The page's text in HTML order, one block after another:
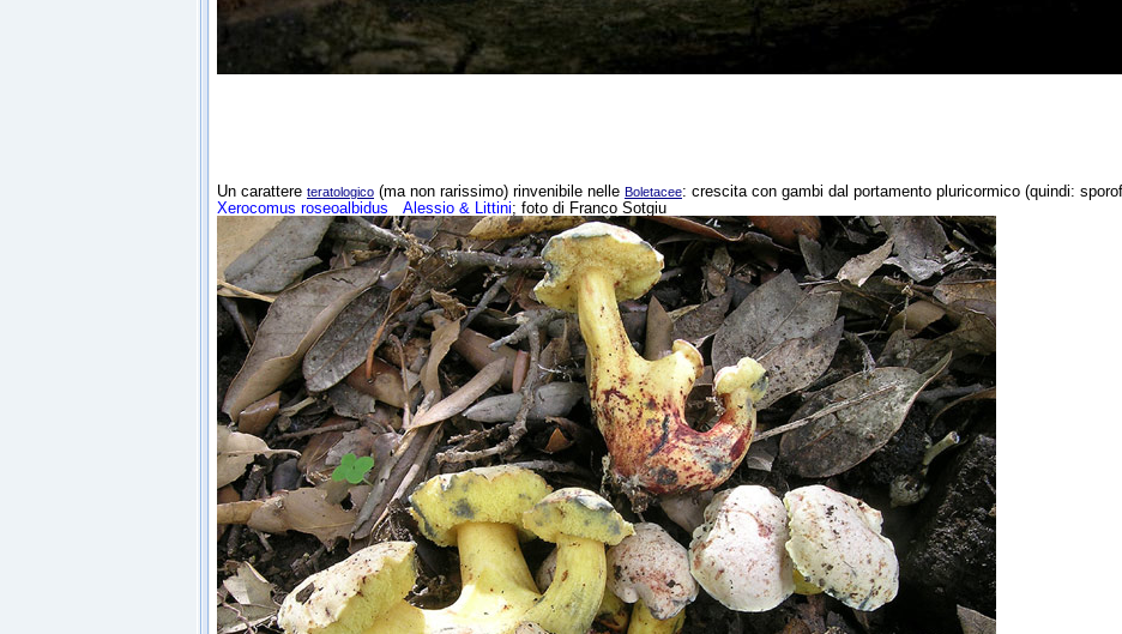
Un carattere teratologico (ma non rarissimo) rinvenibile nelle Boletacee: crescita con gambi dal portamento pluricormico (quindi:
Xerocomus roseoalbidus
Alessio & Littini; foto di Franco Sotgiu